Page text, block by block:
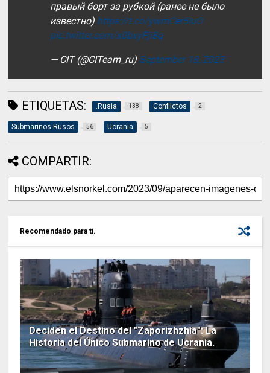
правый борт за рубкой (ранее не было
известно) https://t.co/ywmCer5IuO
pic.twitter.com/x0bxyFji8q
— CIT (@CITeam_ru) September 18, 2023
ETIQUETAS: .Rusia 138 Conflictos 2
Submarinos Rusos 56 Ucrania 5
COMPARTIR:
Recomendado para ti.
Deciden el Destino del "Zaporizhzhia": La
Historia del Único Submarino de Ucrania.